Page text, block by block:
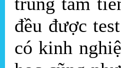
đều được
có kinh